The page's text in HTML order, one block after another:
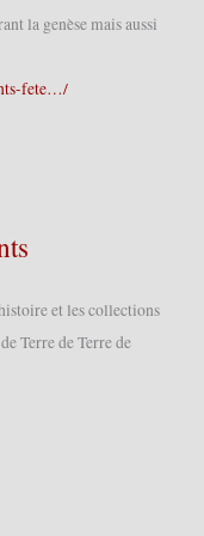
la genèse mais aussi
fete…/
et les collections
Terre de Terre de